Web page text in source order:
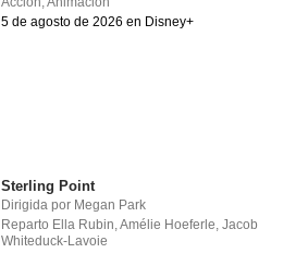
5 de agosto de 2026 en Disney+
Sterling Point
Dirigida por Megan Park
Reparto Ella Rubin,Amélie Hoeferle,Jacob
Whiteduck-Lavoie